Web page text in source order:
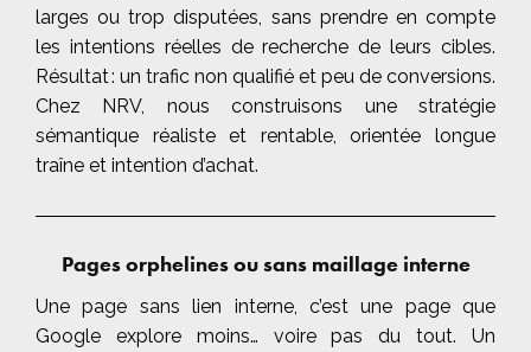
larges ou trop disputées, sans prendre en compte
les intentions réelles de recherche de leurs cibles.
Résultat : un trafic non qualifié et peu de conversions.
Chez NRV, nous construisons une stratégie
sémantique réaliste et rentable, orientée longue
traîne et intention d’achat.
Pages orphelines ou sans maillage interne
Une page sans lien interne, c’est une page que
Google explore moins… voire pas du tout. Un